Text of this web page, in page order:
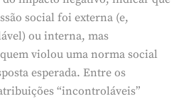
social foi externa (e,
ou interna, mas
violou uma norma social
esperada. Entre os
“incontroláveis”